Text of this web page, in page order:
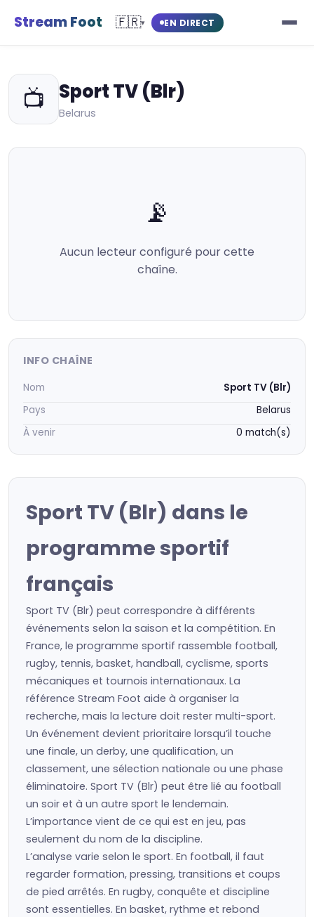
Stream Foot 🇫🇷▾ EN DIRECT
📺 Sport TV (Blr)
Belarus
📡
Aucun lecteur configuré pour cette
chaîne.
INFO CHAÎNE
Nom
Sport TV (Blr)
Pays
Belarus
À venir
0 match(s)
Sport TV (Blr) dans le
programme sportif
français
Sport TV (Blr) peut correspondre à différents
événements selon la saison et la compétition. En
France, le programme sportif rassemble football,
rugby, tennis, basket, handball, cyclisme, sports
mécaniques et tournois internationaux. La
référence Stream Foot aide à organiser la
recherche, mais la lecture doit rester multi-sport.
Un événement devient prioritaire lorsqu’il touche
une finale, un derby, une qualification, un
classement, une sélection nationale ou une phase
éliminatoire. Sport TV (Blr) peut être lié au football
un soir et à un autre sport le lendemain.
L’importance vient de ce qui est en jeu, pas
seulement du nom de la discipline.
L’analyse varie selon le sport. En football, il faut
regarder formation, pressing, transitions et coups
de pied arrêtés. En rugby, conquête et discipline
sont essentielles. En basket, rythme et rebond